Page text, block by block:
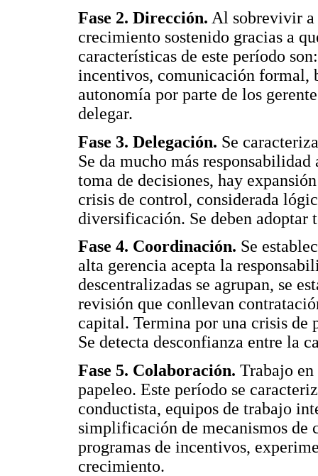
Fase 2. Dirección. Al sobrevivir a
crecimiento sostenido gracias a
características de este período
incentivos, comunicación formal,
autonomía por parte de los
delegar.
Fase 3. Delegación. Se
Se da mucho más
toma de decisiones, hay
crisis de control, considerada
diversificación. Se deben adoptar
Fase 4. Coordinación. Se
alta gerencia acepta la
descentralizadas se agrupan, se
revisión que conllevan
capital. Termina por una crisis de
Se detecta desconfianza entre la
Fase 5. Colaboración. Trabajo
papeleo. Este período se
conductista, equipos de trabajo
simplificación de mecanismos de
programas de incentivos,
crecimiento.